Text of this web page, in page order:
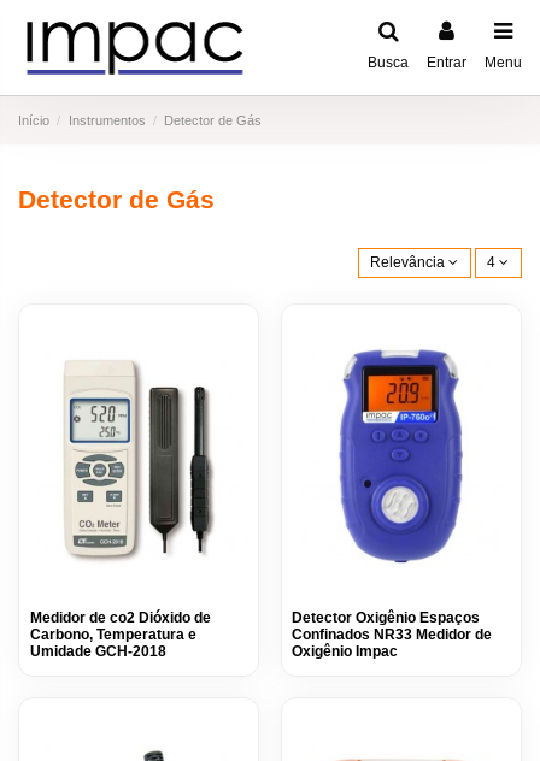
Busca Entrar Menu
Início Instrumentos Detector de Gás
Detector de Gás
Relevância 4
Medidor de co2 Dióxido de
Carbono, Temperatura e
Umidade GCH-2018
Detector Oxigênio Espaços
Confinados NR33 Medidor de
Oxigênio Impac